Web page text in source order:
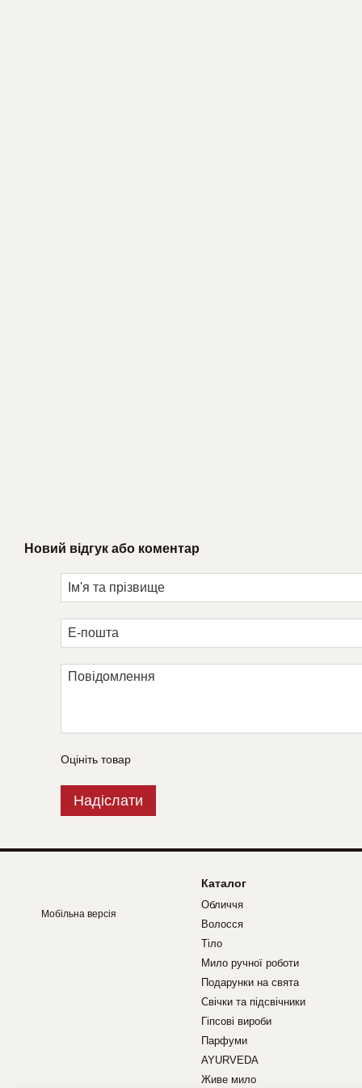
Новий відгук або коментар
Оцініть товар
Надіслати
Мобільна версія
Каталог
Обличчя
Волосся
Тіло
Мило ручної роботи
Подарунки на свята
Свічки та підсвічники
Гіпсові вироби
Парфуми
AYURVEDA
Живе мило